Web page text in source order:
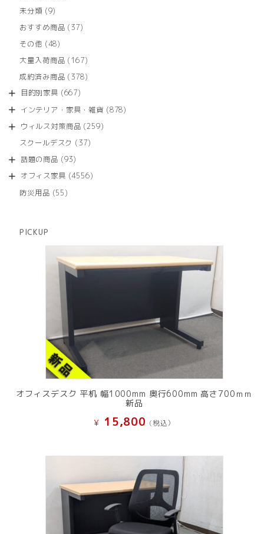
商
未分類 99
の
商
おすすめ商品 3737
商
その他 4848
の
商
大量入荷商品 167167
の
成約済み商品 378378
商
目的別家具 667667
の
商
インテリア・家具・雑貨 878878
ウィルス対策商品 259259
スクールデスク 3737
商
話題の商品 9393
の
オフィス家具 45564556
防災用品 5555
PICKUP
オフィスデスク 平机 幅1000mm 奥行600mm 高さ700ｍｍ
新品
¥ 15,800 (税込）